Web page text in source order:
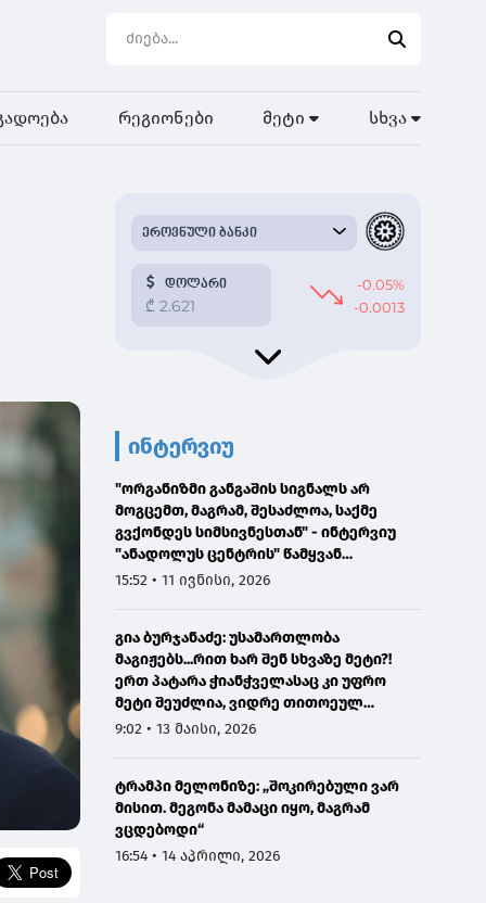
რეგიონები მეტი სხვა
ინტერვიუ
"ორგანიზმი განგაშის სიგნალს არ
მოგცემთ, მაგრამ, შესაძლოა, საქმე
გვქონდეს სიმსივნესთან" - ინტერვიუ
"ანადოლუს ცენტრის" წამყვან
ონკოლოგთან
15:52 • 11 ივნისი, 2026
გია ბურჯანაძე: უსამართლობა
მაგიჟებს...რით ხარ შენ სხვაზე მეტი?!
ერთ პატარა ჭიანჭველასაც კი უფრო
მეტი შეუძლია, ვიდრე თითოეულ
ჩვენგანს...
9:02 • 13 მაისი, 2026
ტრამპი მელონიზე: „შოკირებული ვარ
მისით. მეგონა მამაცი იყო, მაგრამ
ვცდებოდი“
16:54 • 14 აპრილი, 2026